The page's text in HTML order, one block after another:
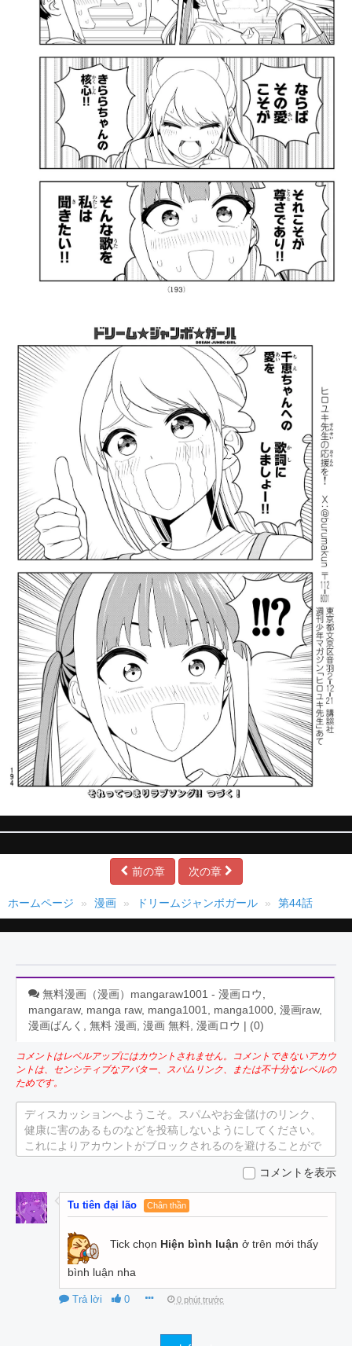
前の章 次の章
ホームページ 漫画 ドリームジャンボガール 第44話
無料漫画（漫画）mangaraw1001 - 漫画ロウ,
mangaraw, manga raw, manga1001, manga1000, 漫画raw,
漫画ばんく, 無料 漫画, 漫画 無料, 漫画ロウ | (0)
コメントはレベルアップにはカウントされません。コメントできないアカウ
ントは、センシティブなアバター、スパムリンク、または不十分なレベルの
ためです。
ディスカッションへようこそ。スパムやお金儲けのリンク、
健康に害のあるものなどを投稿しないようにしてください。
これによりアカウントがブロックされるのを避けることがで
コメントを表示
Tu tiên đại lão Chân thần
Tick chọn Hiện bình luận ở trên mới thấy
bình luận nha
Trả lời 0 0 phút trước